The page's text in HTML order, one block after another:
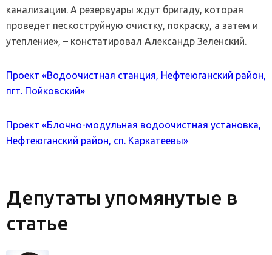
канализации. А резервуары ждут бригаду, которая
проведет пескоструйную очистку, покраску, а затем и
утепление», – констатировал Александр Зеленский.
Проект «Водоочистная станция, Нефтеюганский район,
пгт. Пойковский»
Проект «Блочно-модульная водоочистная установка,
Нефтеюганский район, сп. Каркатеевы»
Депутаты упомянутые в
статье